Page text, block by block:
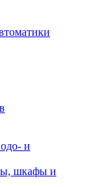
и
шкафы и